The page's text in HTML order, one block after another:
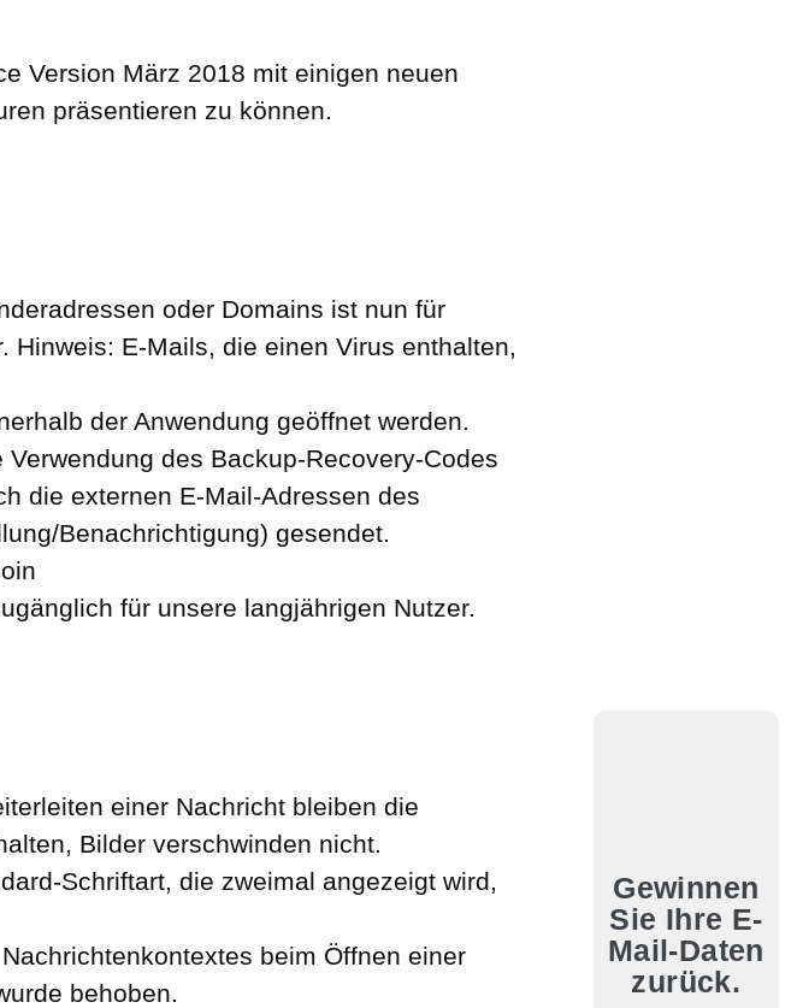
Version März 2018 mit einigen neuen
präsentieren zu können.
oder Domains ist nun für
Hinweis: E-Mails, die einen Virus enthalten,
der Anwendung geöffnet werden.
des Backup-Recovery-Codes
die externen E-Mail-Adressen des
Benachrichtigung) gesendet.
für unsere langjährigen Nutzer.
einer Nachricht bleiben die
Bilder verschwinden nicht.
Schriftart, die zweimal angezeigt wird,
beim Öffnen einer
behoben.
Gewinnen
Sie Ihre E-
Mail-Daten
zurück.